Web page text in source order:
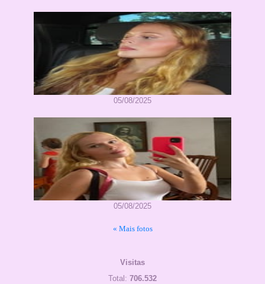
05/08/2025
05/08/2025
« Mais fotos
Visitas
Total: 706.532